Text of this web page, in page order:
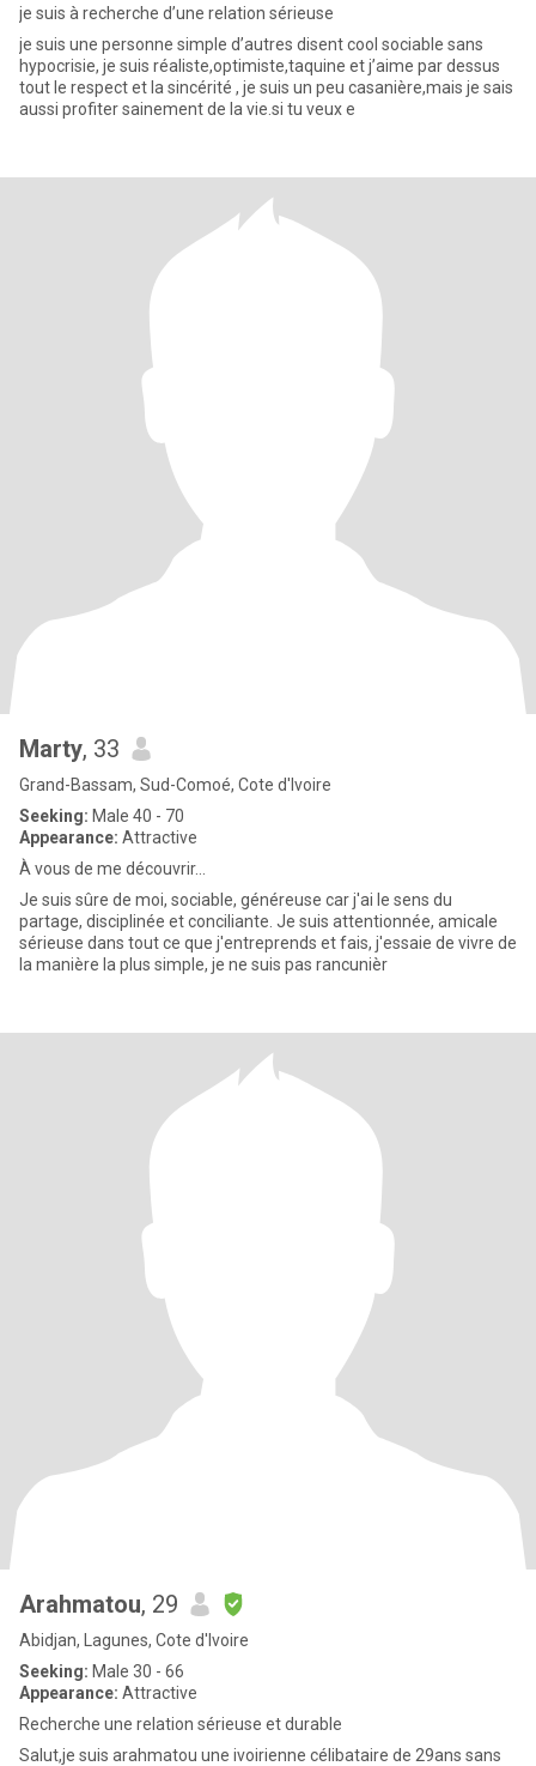
je suis à recherche d’une relation sérieuse
je suis une personne simple d’autres disent cool sociable sans
hypocrisie, je suis réaliste,optimiste,taquine et j’aime par dessus
tout le respect et la sincérité , je suis un peu casanière,mais je sais
aussi profiter sainement de la vie.si tu veux e
Marty, 33
Grand-Bassam, Sud-Comoé, Cote d'Ivoire
Seeking: Male 40 - 70
Appearance: Attractive
À vous de me découvrir…
Je suis sûre de moi, sociable, généreuse car j'ai le sens du
partage, disciplinée et conciliante. Je suis attentionnée, amicale
sérieuse dans tout ce que j'entreprends et fais, j'essaie de vivre de
la manière la plus simple, je ne suis pas rancunièr
Arahmatou, 29
Abidjan, Lagunes, Cote d'Ivoire
Seeking: Male 30 - 66
Appearance: Attractive
Recherche une relation sérieuse et durable
Salut,je suis arahmatou une ivoirienne célibataire de 29ans sans